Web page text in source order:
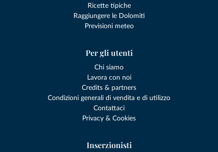
Ricette tipiche
Raggiungere le Dolomiti
Previsioni meteo
Per gli utenti
Chi siamo
Lavora con noi
Credits & partners
Condizioni generali di vendita e di utilizzo
Contattaci
Privacy & Cookies
Inserzionisti